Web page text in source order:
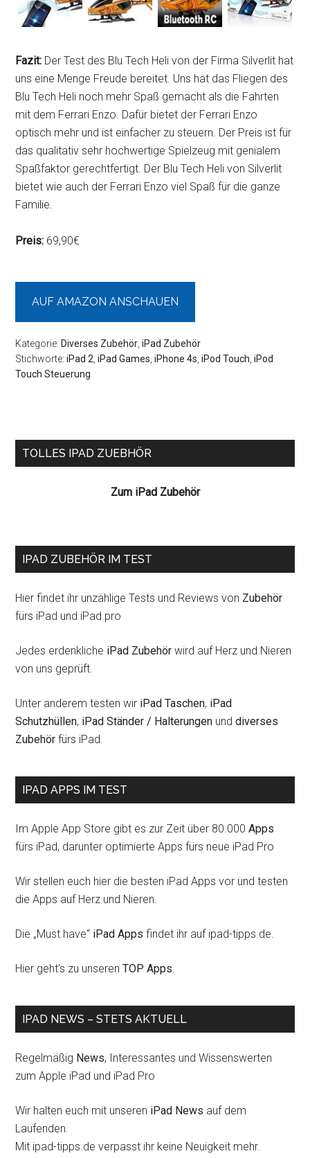
Fazit: Der Test des Blu Tech Heli von der Firma Silverlit hat
uns eine Menge Freude bereitet. Uns hat das Fliegen des
Blu Tech Heli noch mehr Spaß gemacht als die Fahrten
mit dem Ferrari Enzo. Dafür bietet der Ferrari Enzo
optisch mehr und ist einfacher zu steuern. Der Preis ist für
das qualitativ sehr hochwertige Spielzeug mit genialem
Spaßfaktor gerechtfertigt. Der Blu Tech Heli von Silverlit
bietet wie auch der Ferrari Enzo viel Spaß für die ganze
Familie.
Preis: 69,90€
AUF AMAZON ANSCHAUEN
Kategorie: Diverses Zubehör ,iPad Zubehör
Stichworte:iPad 2 ,iPad Games ,iPhone 4s ,iPod Touch ,iPod
Touch Steuerung
Seitenspalte
TOLLES IPAD ZUEBHÖR
Zum iPad Zubehör
IPAD ZUBEHÖR IM TEST
Hier findet ihr unzählige Tests und Reviews von Zubehör
fürs iPad und iPad pro
Jedes erdenkliche iPad Zubehör wird auf Herz und Nieren
von uns geprüft.
Unter anderem testen wir iPad Taschen, iPad
Schutzhüllen, iPad Ständer / Halterungen unddiverses
Zubehör fürs iPad.
IPAD APPS IM TEST
Im Apple App Store gibt es zur Zeit über 80.000Apps
fürs iPad, darunter optimierte Apps fürs neue iPad Pro
Wir stellen euch hier die besten iPad Apps vor und testen
die Apps auf Herz und Nieren.
Die „Must have“ iPad Apps findet ihr auf ipad-tipps.de.
Hier geht's zu unserenTOP Apps
IPAD NEWS – STETS AKTUELL
Regelmäßig News, Interessantes und Wissenswerten
zum Apple iPad und iPad Pro
Wir halten euch mit unseren iPad News auf dem
Laufenden.
Mit ipad-tipps.de verpasst ihr keine Neuigkeit mehr.